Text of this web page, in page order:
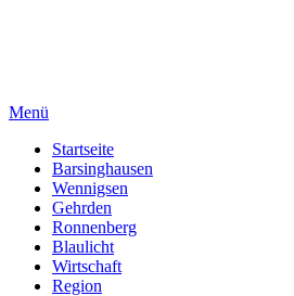
Menü
Startseite
Barsinghausen
Wennigsen
Gehrden
Ronnenberg
Blaulicht
Wirtschaft
Region